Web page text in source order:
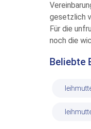
gesetzlich
Für die
noch die
Beliebte